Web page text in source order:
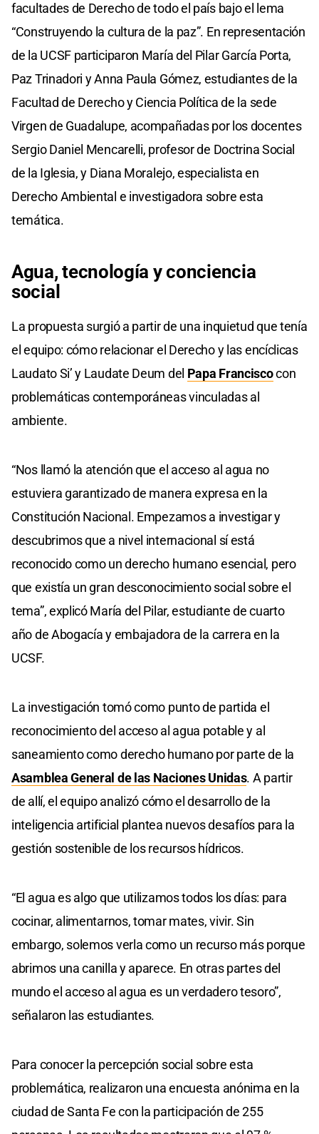
facultades de Derecho de todo el país bajo el lema
“Construyendo la cultura de la paz”. En representación
de la UCSF participaron María del Pilar García Porta,
Paz Trinadori y Anna Paula Gómez, estudiantes de la
Facultad de Derecho y Ciencia Política de la sede
Virgen de Guadalupe, acompañadas por los docentes
Sergio Daniel Mencarelli, profesor de Doctrina Social
de la Iglesia, y Diana Moralejo, especialista en
Derecho Ambiental e investigadora sobre esta
temática.
Agua, tecnología y conciencia
social
La propuesta surgió a partir de una inquietud que tenía
el equipo: cómo relacionar el Derecho y las encíclicas
Laudato Si’ y Laudate Deum del Papa Franciscocon
problemáticas contemporáneas vinculadas al
ambiente.
“Nos llamó la atención que el acceso al agua no
estuviera garantizado de manera expresa en la
Constitución Nacional. Empezamos a investigar y
descubrimos que a nivel internacional sí está
reconocido como un derecho humano esencial, pero
que existía un gran desconocimiento social sobre el
tema”, explicó María del Pilar, estudiante de cuarto
año de Abogacía y embajadora de la carrera en la
UCSF.
La investigación tomó como punto de partida el
reconocimiento del acceso al agua potable y al
saneamiento como derecho humano por parte de la
Asamblea General de las Naciones Unidas. A partir
de allí, el equipo analizó cómo el desarrollo de la
inteligencia artificial plantea nuevos desafíos para la
gestión sostenible de los recursos hídricos.
“El agua es algo que utilizamos todos los días: para
cocinar, alimentarnos, tomar mates, vivir. Sin
embargo, solemos verla como un recurso más porque
abrimos una canilla y aparece. En otras partes del
mundo el acceso al agua es un verdadero tesoro”,
señalaron las estudiantes.
Para conocer la percepción social sobre esta
problemática, realizaron una encuesta anónima en la
ciudad de Santa Fe con la participación de 255